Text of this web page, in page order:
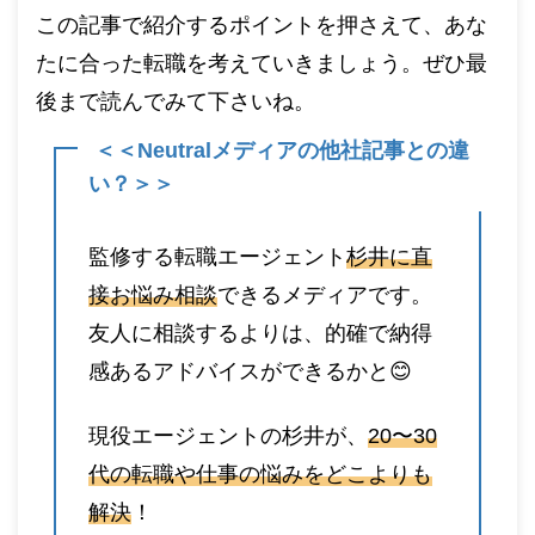
この記事で紹介するポイントを押さえて、あな
たに合った転職を考えていきましょう。ぜひ最
後まで読んでみて下さいね。
＜＜Neutralメディアの他社記事との違
い？＞＞
監修する転職エージェント 杉井に直
接お悩み相談できるメディアです。
友人に相談するよりは、的確で納得
感あるアドバイスができるかと😊
現役エージェントの杉井が、 20〜30
代の転職や仕事の悩みをどこよりも
解決 ！